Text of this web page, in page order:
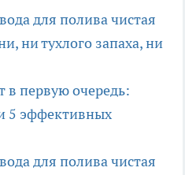
для полива чистая
ни тухлого запаха, ни
в первую очередь:
5 эффективных
для полива чистая